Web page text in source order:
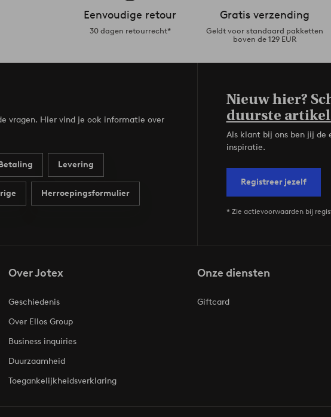
Eenvoudige retour
30 dagen retourrecht*
Gratis verzending
Geldt voor standaard pakketten
boven de 129 EUR
vragen. Hier vind je ook informatie over
Levering
Herroepingsformulier
Nieuw hier?
duurste
Als klant bij ons ben jij de
inspiratie.
Registreer jezelf
* Zie actievoorwaarden bij
Over Jotex
Geschiedenis
Over Ellos Group
Business inquiries
Duurzaamheid
Toegankelijkheidsverklaring
Onze diensten
Giftcard